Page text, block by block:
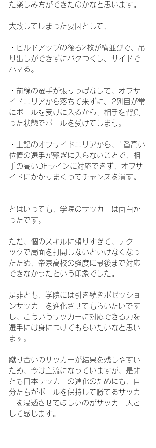
た楽しみ方ができたのかなと思います。
大敗してしまった要因として、
・ビルドアップの後ろ2枚が横並びで、吊
り出しができずにバタつくし、サイドで
ハマる。
・前線の選手が張りっぱなしで、オフサ
イドエリアから落ちて来ずに、2列目が常
にボールを受けに入るから、相手を背負
った状態でボールを受けてしまう。
・上記のオフサイドエリアから、1番高い
位置の選手が繋ぎに入らないことで、相
手の高いDFラインに対応できず、オフサ
イドにかかりまくってチャンスを潰す。
とはいっても、学院のサッカーは面白か
ったです。
ただ、個のスキルに頼りすぎて、テクニ
ックで局面を打開しないといけなくなっ
たため、帝京高校の強度に最後まで対応
できなかったという印象でした。
是非とも、学院には引き続きポゼッショ
ンサッカーを進化させてもらいたいです
し、こういうサッカーに対応できる力を
選手には身につけてもらいたいなと思い
ます。
蹴り合いのサッカーが結果を残しやすい
ため、今は主流になっていますが、是非
とも日本サッカーの進化のためにも、自
分たちがボールを保持して勝てるサッカ
ーを浸透させてほしいのがサッカー人と
して感じます。